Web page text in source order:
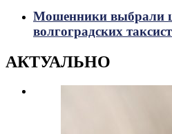
Мошенники выбрали
волгоградских
АКТУАЛЬНО